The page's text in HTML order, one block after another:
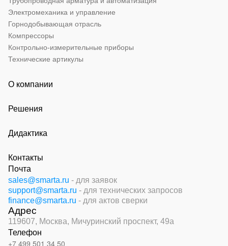
Электромеханика и управление
Горнодобывающая отрасль
Компрессоры
Контрольно-измерительные приборы
Технические артикулы
О компании
Решения
Дидактика
Контакты
Почта
sales@smarta.ru - для заявок
support@smarta.ru - для технических запросов
finance@smarta.ru - для актов сверки
Адрес
119607, Москва, Мичуринский проспект, 49а
Телефон
+7 499 501 34 50